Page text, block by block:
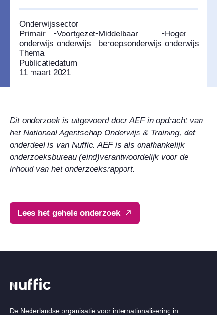
Onderwijssector
Primair
onderwijs
•Voortgezet
onderwijs
•Middelbaar
beroepsonderwijs
•Hoger
onderwijs
Thema
Publicatiedatum
11 maart 2021
Dit onderzoek is uitgevoerd door AEF in opdracht van
het Nationaal Agentschap Onderwijs & Training, dat
onderdeel is van Nuffic. AEF is als onafhankelijk
onderzoeksbureau (eind)verantwoordelijk voor de
inhoud van het onderzoeksrapport.
Lees het gehele onderzoek
De Nederlandse organisatie voor internationalisering in